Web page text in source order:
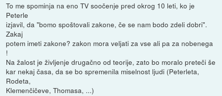
To me spominja na eno TV soočenje pred okrog 10 leti, ko je
Peterle
izjavil, da "bomo spoštovali zakone, če se nam bodo zdeli dobri".
Zakaj
potem imeti zakone? zakon mora veljati za vse ali pa za nobenega
!
Na žalost je življenje drugačno od teorije, zato bo moralo preteči še
kar nekaj časa, da se bo spremenila miselnost ljudi (Peterleta,
Rodeta,
Klemenčičeve, Thomasa, ...)